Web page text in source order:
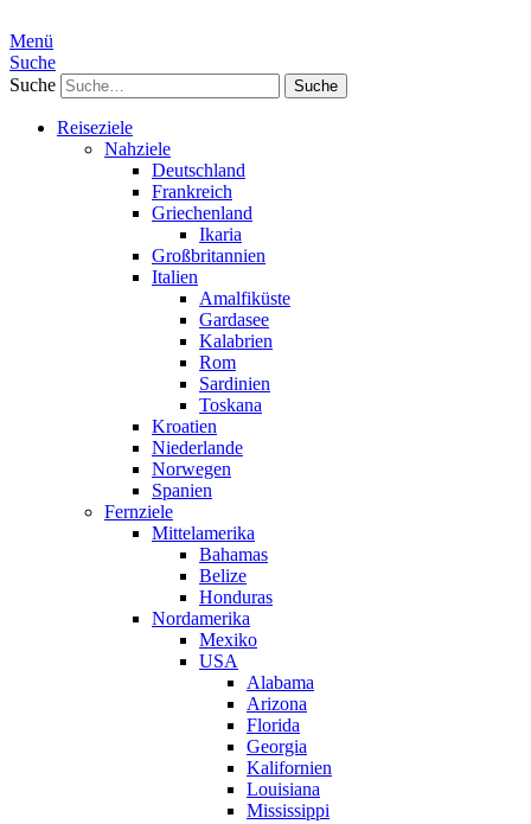
Menü
Suche
Suche
Reiseziele
Nahziele
Deutschland
Frankreich
Griechenland
Ikaria
Großbritannien
Italien
Amalfiküste
Gardasee
Kalabrien
Rom
Sardinien
Toskana
Kroatien
Niederlande
Norwegen
Spanien
Fernziele
Mittelamerika
Bahamas
Belize
Honduras
Nordamerika
Mexiko
USA
Alabama
Arizona
Florida
Georgia
Kalifornien
Louisiana
Mississippi